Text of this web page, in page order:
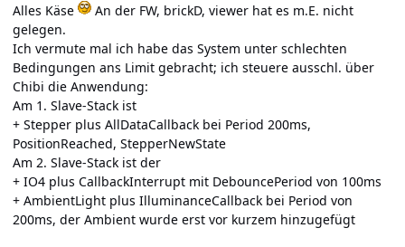
Alles Käse
An der FW, brickD, viewer hat es m.E. nicht
gelegen.
Ich vermute mal ich habe das System unter schlechten
Bedingungen ans Limit gebracht; ich steuere ausschl. über
Chibi die Anwendung:
Am 1. Slave-Stack ist
+ Stepper plus AllDataCallback bei Period 200ms,
PositionReached, StepperNewState
Am 2. Slave-Stack ist der
+ IO4 plus CallbackInterrupt mit DebouncePeriod von 100ms
+ AmbientLight plus IlluminanceCallback bei Period von
200ms, der Ambient wurde erst vor kurzem hinzugefügt